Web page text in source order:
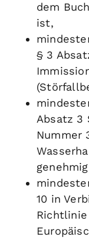
dem
ist,
§ 3
Absatz 3
Nummer
10 in